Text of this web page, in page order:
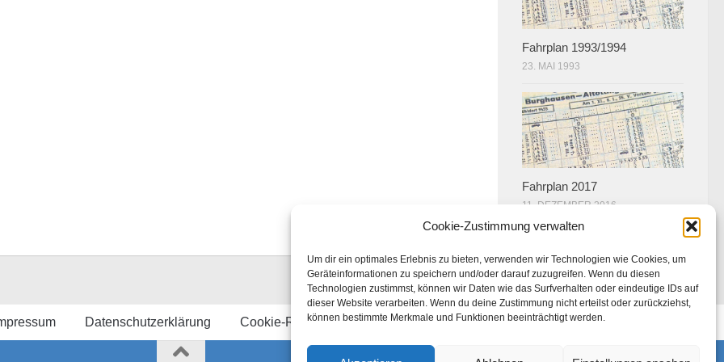
Cookie-Zustimmung verwalten
Um dir ein optimales Erlebnis zu bieten, verwenden wir Technologien wie Cookies, um
Geräteinformationen zu speichern und/oder darauf zuzugreifen. Wenn du diesen
Technologien zustimmst, können wir Daten wie das Surfverhalten oder eindeutige IDs auf
dieser Website verarbeiten. Wenn du deine Zustimmung nicht erteilst oder zurückziehst,
können bestimmte Merkmale und Funktionen beeinträchtigt werden.
Fahrplan 1993/1994
23. MAI 1993
Fahrplan 2017
11. DEZEMBER 2016
Datenschutzerklärung Cookie-Richtlinie (EU)